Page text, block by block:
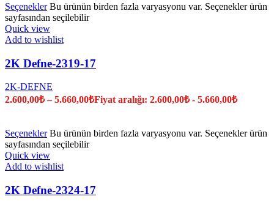
Seçenekler Bu ürünün birden fazla varyasyonu var. Seçenekler ürün
sayfasından seçilebilir
Quick view
Add to wishlist
2K Defne-2319-17
2K-DEFNE
2.600,00₺ –5.660,00₺Fiyat aralığı: 2.600,00₺ - 5.660,00₺
Seçenekler Bu ürünün birden fazla varyasyonu var. Seçenekler ürün
sayfasından seçilebilir
Quick view
Add to wishlist
2K Defne-2324-17